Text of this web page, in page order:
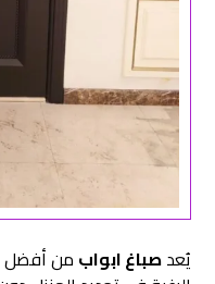
يُعدصباغ ابواب من أفضل